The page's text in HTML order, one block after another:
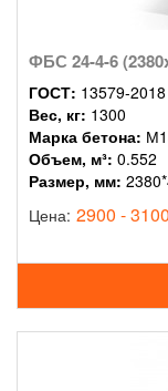
ФБС 24-4-6
ГОСТ: 13579-2018
Вес, кг: 1300
Марка бетона:
Объем, м³: 0.552
Размер, мм:
Цена: 2900 -